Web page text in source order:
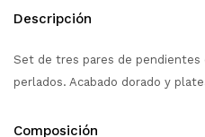
Descripción
Set de tres pares de pendientes
perlados. Acabado dorado y
Composición